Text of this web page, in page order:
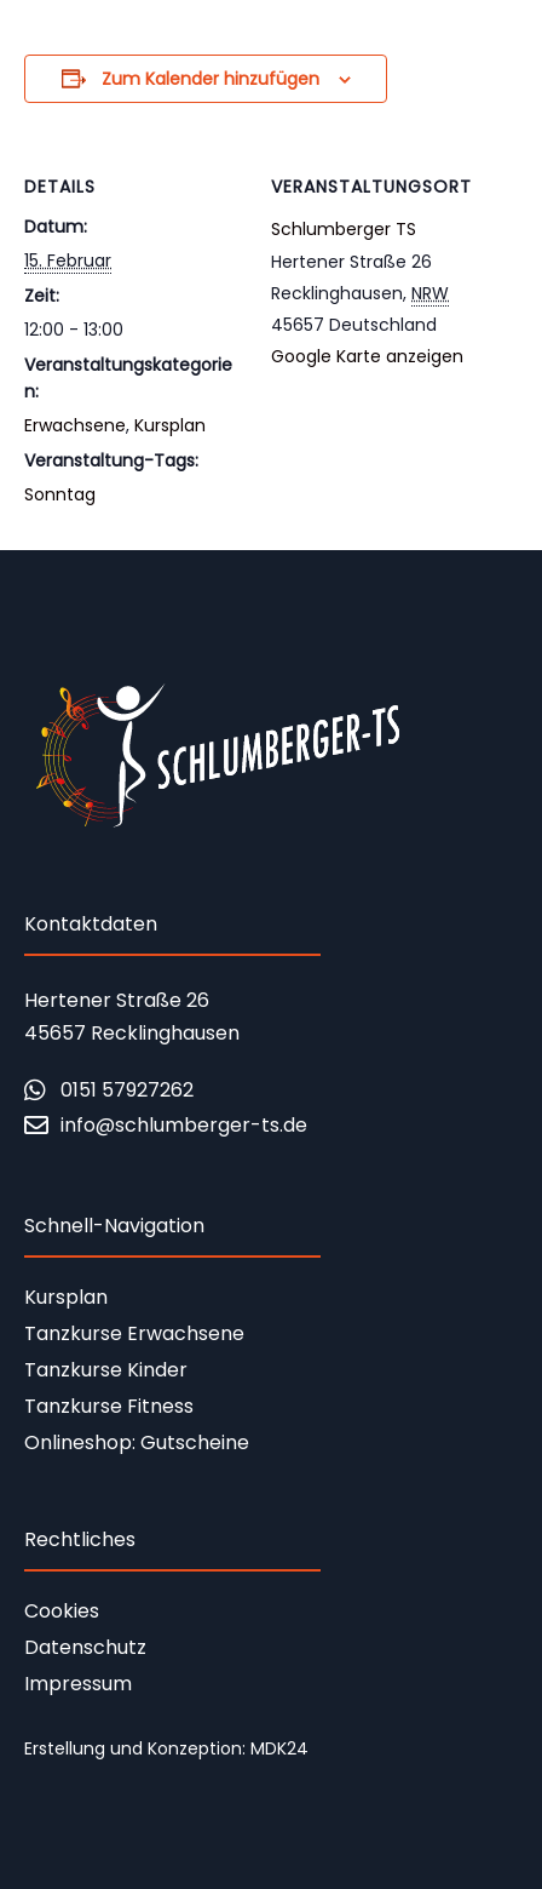
Zum Kalender hinzufügen
DETAILS
Datum:
15. Februar
Zeit:
12:00 - 13:00
Veranstaltungskategorie
n:
Erwachsene, Kursplan
Veranstaltung-Tags:
Sonntag
VERANSTALTUNGSORT
Schlumberger TS
Hertener Straße 26
Recklinghausen, NRW
45657 Deutschland
Google Karte anzeigen
Kontaktdaten
Hertener Straße 26
45657 Recklinghausen
0151 57927262
info@schlumberger-ts.de
Schnell-Navigation
Kursplan
Tanzkurse Erwachsene
Tanzkurse Kinder
Tanzkurse Fitness
Onlineshop: Gutscheine
Rechtliches
Cookies
Datenschutz
Impressum
Erstellung und Konzeption: MDK24